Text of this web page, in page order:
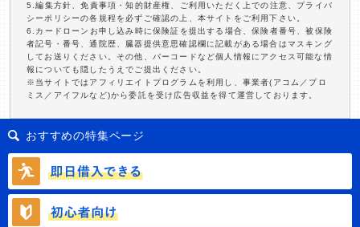
5.編集方針、免責事項・知的財産権、ご利用いただく上での注意、プライバ
シーポリシーの各規程を必ずご確認の上、本サイトをご利用下さい。
6.カードローンお申し込み時に保険証を提出する場合、保険者番号、被保険
者記号・番号、通院歴、臓器提供意思確認欄に記載がある場合はマスキング
してお送りください。その他、バーコードなど個人情報にアクセス可能な情
報についても隠したうえでご提出ください。
※当サイトではアフィリエイトプログラムを利用し、事業者(アコム／プロ
ミス／アイフルなど)から委託を受け広告収益を得て運営しております。
おすすめの特集ページ